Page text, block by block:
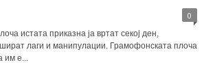
0
истата приказна ја вртат секој ден,
лаги и манипулации. Грaмофонската плоча
е...